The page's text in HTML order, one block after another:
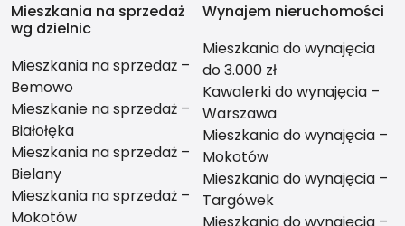
Mieszkania na sprzedaż
wg dzielnic
Mieszkania na sprzedaż –
Bemowo
Mieszkanie na sprzedaż –
Białołęka
Mieszkania na sprzedaż –
Bielany
Mieszkania na sprzedaż –
Mokotów
Wynajem nieruchomości
Mieszkania do wynajęcia
do 3.000 zł
Kawalerki do wynajęcia –
Warszawa
Mieszkania do wynajęcia –
Mokotów
Mieszkania do wynajęcia –
Targówek